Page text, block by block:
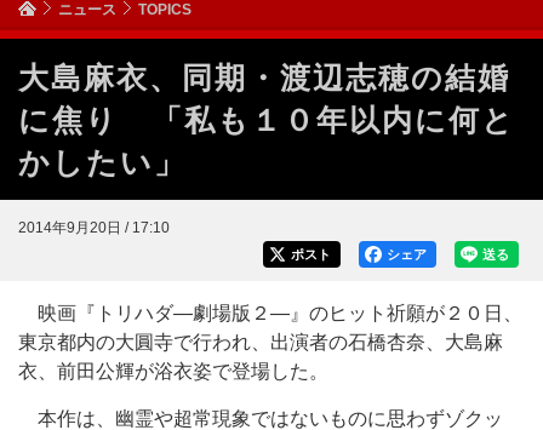
ニュース TOPICS
大島麻衣、同期・渡辺志穂の結婚
に焦り 「私も１０年以内に何と
かしたい」
2014年9月20日 / 17:10
送る
シェア
ポスト
映画『トリハダ―劇場版２―』のヒット祈願が２０日、
東京都内の大圓寺で行われ、出演者の石橋杏奈、大島麻
衣、前田公輝が浴衣姿で登場した。
本作は、幽霊や超常現象ではないものに思わずゾクッ